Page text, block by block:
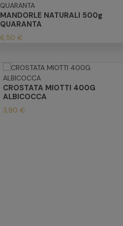
MANDORLE NATURALI 500g
QUARANTA
6,50 €
CROSTATA MIOTTI 400G
ALBICOCCA
3,90 €